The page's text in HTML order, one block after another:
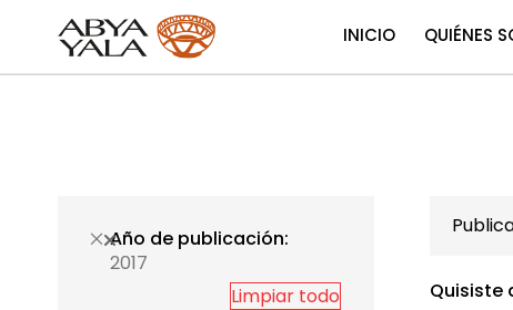
INICIO QUIÉNES
Quisiste
Año de publicación
2017
Limpiar todo